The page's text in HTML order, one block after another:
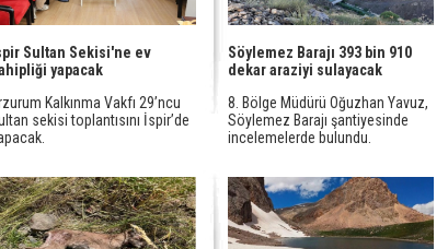
Sultan Sekisi'ne ev
yapacak
Kalkınma Vakfı 29’ncu
sekisi toplantısını İspir’de
Söylemez Barajı 393 bin 910
dekar araziyi sulayacak
8. Bölge Müdürü Oğuzhan Yavuz,
Söylemez Barajı şantiyesinde
incelemelerde bulundu.